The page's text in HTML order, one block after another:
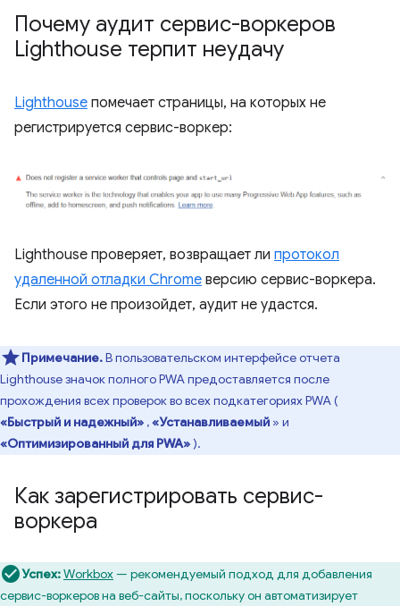
Почему аудит сервис-воркеров
Lighthouse терпит неудачу
Lighthouse помечает страницы, на которых не
регистрируется сервис-воркер:
Lighthouse проверяет, возвращает ли протокол
удаленной отладки Chrome версию сервис-воркера.
Если этого не произойдет, аудит не удастся.
Примечание.В пользовательском интерфейсе отчета
Lighthouse значок полного PWA предоставляется после
прохождения всех проверок во всех подкатегориях PWA (
«Быстрый и надежный» ,«Устанавливаемый » и
«Оптимизированный для PWA»).
Как зарегистрировать сервис-
воркера
Успех:Workbox— рекомендуемый подход для добавления
сервис-воркеров на веб-сайты, поскольку он автоматизирует